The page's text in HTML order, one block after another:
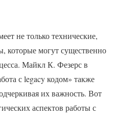
не только технические,
которые могут существенно
Майкл К. Фезерс в
с legacy кодом» также
их важность. Вот
аспектов работы с